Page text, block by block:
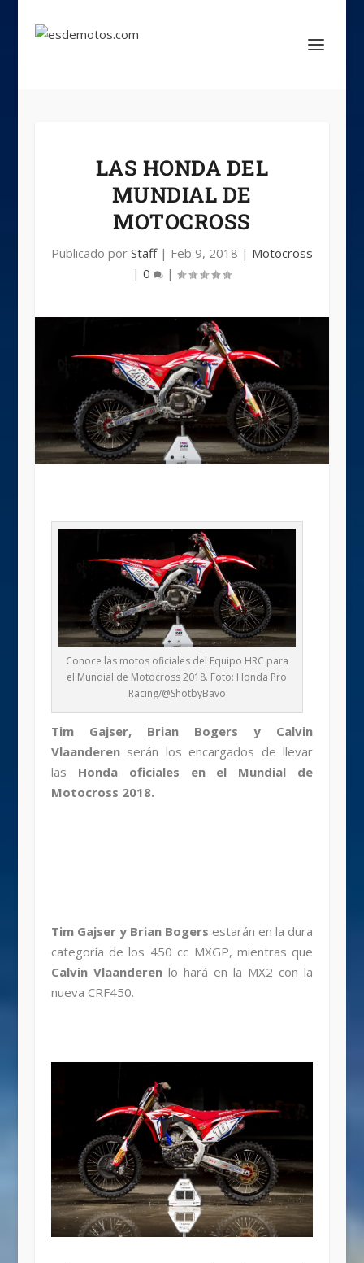
LAS HONDA DEL
MUNDIAL DE
MOTOCROSS
Publicado por Staff| Feb 9, 2018 | Motocross
|0 |
Conoce las motos oficiales del Equipo HRC para
el Mundial de Motocross 2018. Foto: Honda Pro
Racing/@ShotbyBavo
Tim Gajser, Brian Bogers y Calvin
Vlaanderenserán los encargados de llevar
las Honda oficiales en el Mundial de
Motocross 2018.
Tim Gajser y Brian Bogers estarán en la dura
categoría de los 450 cc MXGP, mientras que
Calvin Vlaanderenlo hará en la MX2 con la
nueva CRF450.